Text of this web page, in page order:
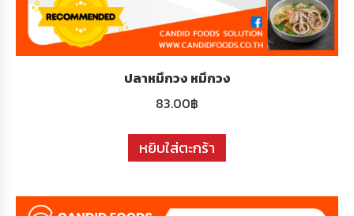
ปลาหมึกวง หมึกวง
83.00฿
หยิบใส่ตะกร้า